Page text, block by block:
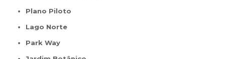
Plano Piloto
Lago Norte
Park Way